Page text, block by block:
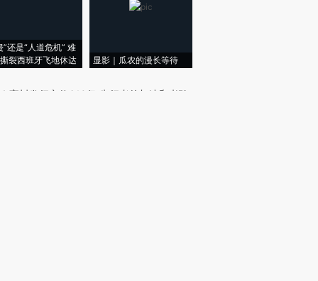
”还是“人道危机” 难
裂西班牙飞地休达
显影｜瓜农的漫长等待
｜ 宇树发行市值610亿 先行者的加速和考验